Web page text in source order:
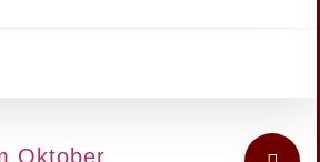
Oktober
Toggle